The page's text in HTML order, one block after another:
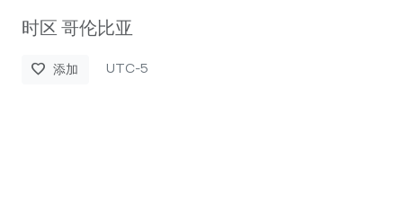
时区 哥伦比亚
favorite 添加 UTC-5